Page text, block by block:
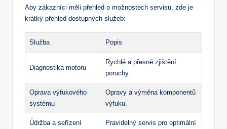
Aby zákazníci měli přehled⁢ o možnostech servisu, zde je
krátký přehled​ dostupných služeb:
Služba Popis
Diagnostika motoru
Rychlé a​ přesné zjištění
poruchy.
Oprava výfukového‍
systému
Opravy a výměna komponentů
výfuku.
Údržba a seřízení
Pravidelný servis pro optimální